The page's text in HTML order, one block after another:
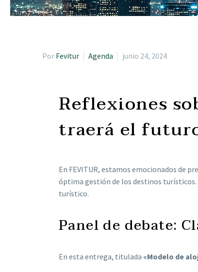
Por Fevitur Agenda junio 24, 2024
Reflexiones
traerá el
En FEVITUR, estamos emocionados de
óptima gestión de los destinos turísticos.
turístico.
Panel de debate:
En esta entrega, titulada «Modelo de